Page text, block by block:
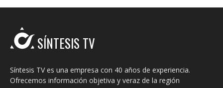
SÍNTESIS TV
Síntesis TV es una empresa con 40 años de experiencia.
Ofrecemos información objetiva y veraz de la región